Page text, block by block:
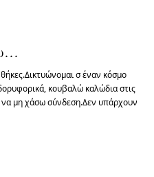
σ έναν κόσμο
κουβαλώ καλώδια στις
να μη χάσω σύνδεση.Δεν υπάρχουν